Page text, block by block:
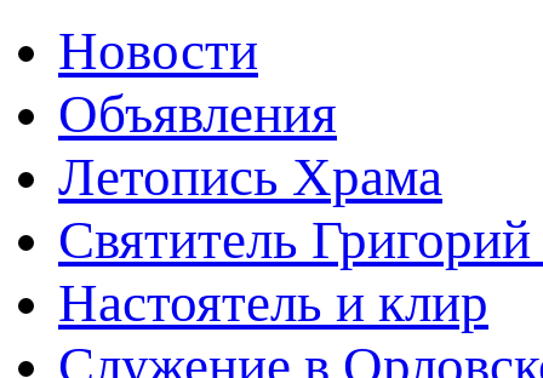
Новости
Объявления
Летопись Храма
Святитель
Настоятель и клир
Служение в